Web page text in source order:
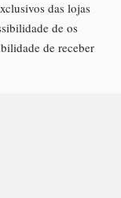
das lojas
de os
de receber